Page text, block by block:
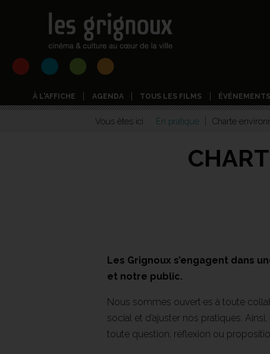
À L'AFFICHE AGENDA TOUS LES FILMS ÉVÉNEMENTS
Vous êtes ici : En pratique Charte
Les Grignoux s’engagent dans
et notre public.
Nous sommes ouvert·es à toute
social et d’ajuster nos pratiques.
toute question, réflexion ou